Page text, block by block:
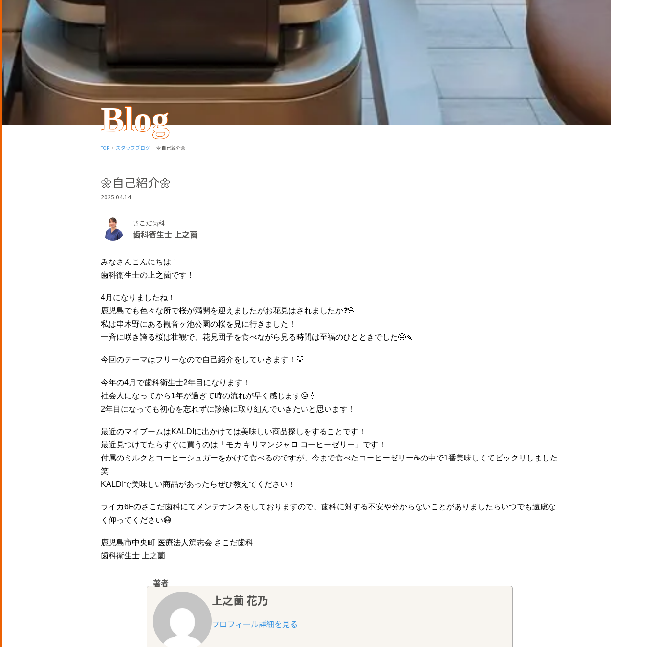
Blog
TOP スタッフブログ 🌼自己紹介🌼
🌼自己紹介🌼
2025.04.14
さこだ歯科
歯科衛生士 上之薗
みなさんこんにちは！
歯科衛生士の上之薗です！
4月になりましたね！
鹿児島でも色々な所で桜が満開を迎えましたがお花見はされましたか❓🌸
私は串木野にある観音ヶ池公園の桜を見に行きました！
一斉に咲き誇る桜は壮観で、花見団子を食べながら見る時間は至福のひとときでした🤤🍡
今回のテーマはフリーなので自己紹介をしていきます！🦷
今年の4月で歯科衛生士2年目になります！
社会人になってから1年が過ぎて時の流れが早く感じます‪😖💧‬
2年目になっても初心を忘れずに‪診療に取り組んでいきたいと思います！
最近のマイブームはKALDIに出かけては美味しい商品探しをすることです！
最近見つけてたらすぐに買うのは「モカ キリマンジャロ コーヒーゼリー」です！
付属のミルクとコーヒーシュガーをかけて食べるのですが、今まで食べたコーヒーゼリー☕の中で1番美味しくてビックリしました
笑
KALDIで美味しい商品があったらぜひ教えてください！
ライカ6Fのさこだ歯科にてメンテナンスをしておりますので、歯科に対する不安や分からないことがありましたらいつでも遠慮な
く仰ってください😷
鹿児島市中央町 医療法人篤志会 さこだ歯科
歯科衛生士 上之薗
上之薗 花乃